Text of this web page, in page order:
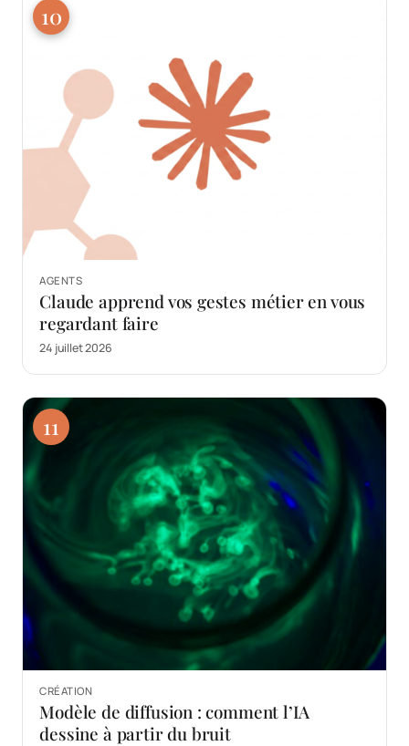
10
AGENTS
Claude apprend vos gestes métier en vous
regardant faire
24 juillet 2026
11
CRÉATION
Modèle de diffusion : comment l’IA
dessine à partir du bruit